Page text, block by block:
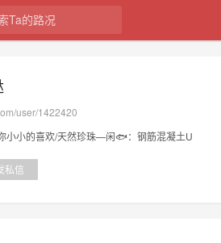
user/1422420
小小的喜欢/天然珍珠—闲🐟：钢筋混凝土U
私信